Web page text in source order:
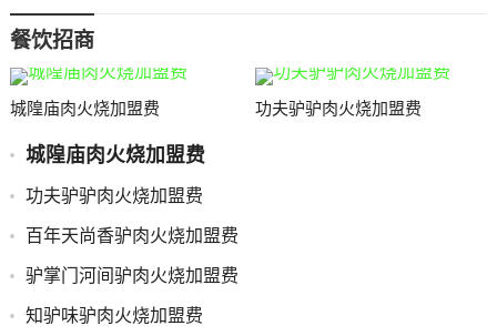
餐饮招商
城隍庙肉火烧加盟费 功夫驴驴肉火烧加盟费
城隍庙肉火烧加盟费
功夫驴驴肉火烧加盟费
百年天尚香驴肉火烧加盟费
驴掌门河间驴肉火烧加盟费
知驴味驴肉火烧加盟费